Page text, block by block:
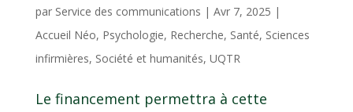
par Service des communications | Avr 7, 2025 |
Accueil Néo, Psychologie, Recherche, Santé, Sciences
infirmières, Société et humanités, UQTR
Le financement permettra à cette